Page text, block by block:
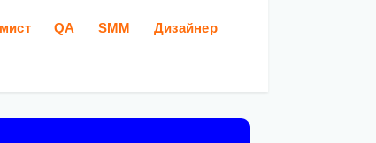
QA SMM Дизайнер